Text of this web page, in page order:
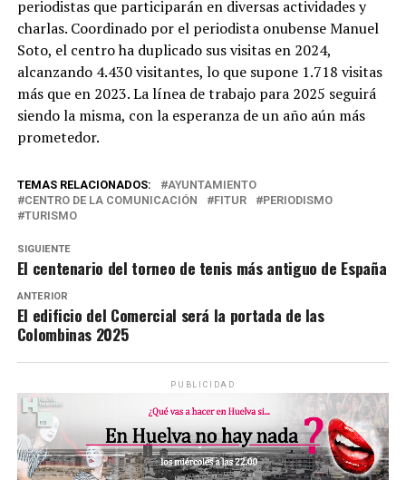
periodistas que participarán en diversas actividades y
charlas. Coordinado por el periodista onubense Manuel
Soto, el centro ha duplicado sus visitas en 2024,
alcanzando 4.430 visitantes, lo que supone 1.718 visitas
más que en 2023. La línea de trabajo para 2025 seguirá
siendo la misma, con la esperanza de un año aún más
prometedor.
TEMAS RELACIONADOS:
AYUNTAMIENTO
CENTRO DE LA COMUNICACIÓN
FITUR
PERIODISMO
TURISMO
SIGUIENTE
El centenario del torneo de tenis más antiguo de España
ANTERIOR
El edificio del Comercial será la portada de las
Colombinas 2025
PUBLICIDAD